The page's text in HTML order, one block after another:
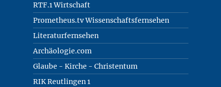
RTF.1 Wirtschaft
Prometheus.tv Wissenschaftsfernsehen
Literaturfernsehen
Archäologie.com
Glaube - Kirche - Christentum
RIK Reutlingen 1